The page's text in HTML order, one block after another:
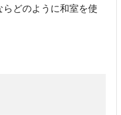
どのように和室を使